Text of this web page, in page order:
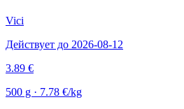
Vici
Действует до 2026-08-12
3.89 €
500 g · 7.78 €/kg